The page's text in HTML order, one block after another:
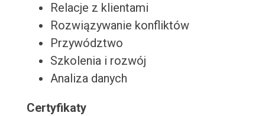
Relacje z klientami
Rozwiązywanie konfliktów
Przywództwo
Szkolenia i rozwój
Analiza danych
Certyfikaty